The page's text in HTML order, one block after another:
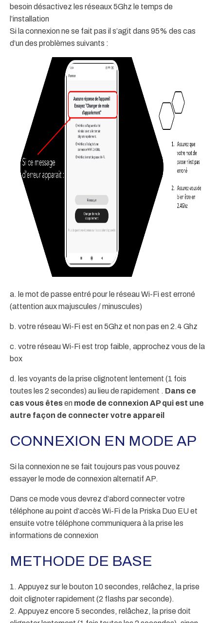
besoin désactivez les réseaux 5Ghz le temps de
l’installation
Si la connexion ne se fait pas il s’agit dans 95% des cas
d’un des problèmes suivants :
a. le mot de passe entré pour le réseau Wi-Fi est erroné
(attention aux majuscules / minuscules)
b. votre réseau Wi-Fi est en 5Ghz et non pas en 2.4 Ghz
c. votre réseau Wi-Fi est trop faible, approchez vous de la
box
d. les voyants de la prise clignotent lentement (1 fois
toutes les 2 secondes) au lieu de rapidement . Dans ce
cas vous êtesen mode de connexion AP qui est une
autre façon de connecter votre appareil
CONNEXION EN MODE AP
Si la connexion ne se fait toujours pas vous pouvez
essayer le mode de connexion alternatif AP.
Dans ce mode vous devrez d’abord connecter votre
téléphone au point d’accès Wi-Fi de la Priska Duo EU et
ensuite votre téléphone communiquera à la prise les
informations de connexion
METHODE DE BASE
1. Appuyez sur le bouton 10 secondes, relâchez, la prise
doit clignoter rapidement (2 flashs par seconde).
2. Appuyez encore 5 secondes, relâchez, la prise doit